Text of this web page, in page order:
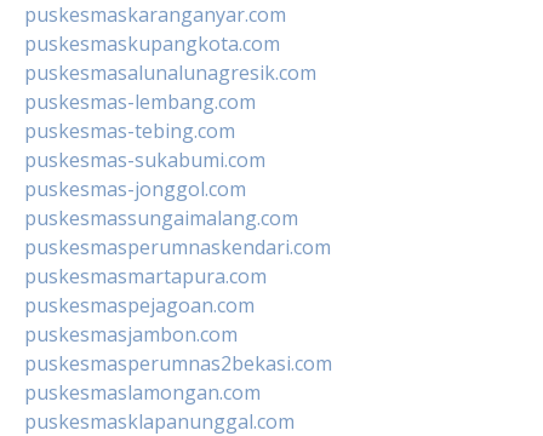
puskesmaskaranganyar.com
puskesmaskupangkota.com
puskesmasalunalunagresik.com
puskesmas-lembang.com
puskesmas-tebing.com
puskesmas-sukabumi.com
puskesmas-jonggol.com
puskesmassungaimalang.com
puskesmasperumnaskendari.com
puskesmasmartapura.com
puskesmaspejagoan.com
puskesmasjambon.com
puskesmasperumnas2bekasi.com
puskesmaslamongan.com
puskesmasklapanunggal.com